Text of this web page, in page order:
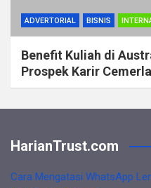
ADVERTORIAL BISNIS
Benefit Kuliah di
Prospek Karir
HarianTrust.com
Cara Mengatasi WhatsApp